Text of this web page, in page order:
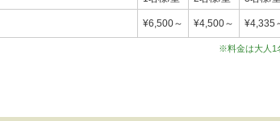
¥6,500～ ¥4,500～ ¥4,335
※料金は大人1